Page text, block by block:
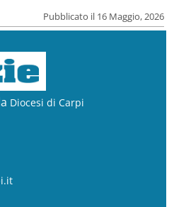
Pubblicato il 16 Maggio, 2026
Diocesi di Carpi